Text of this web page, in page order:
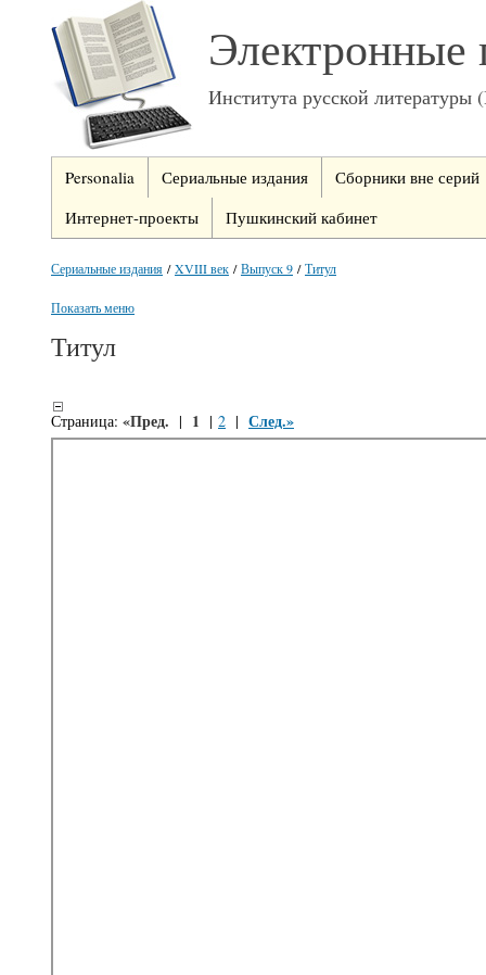
Электронные
Института русской
Personalia Сериальные издания
Сборники вне серий
Интернет-проекты
Пушкинский кабинет
Сериальные издания /XVIII век /Выпуск 9 /Титул
Показать меню
Титул
Страница: «Пред. | 1 | 2 | След.»